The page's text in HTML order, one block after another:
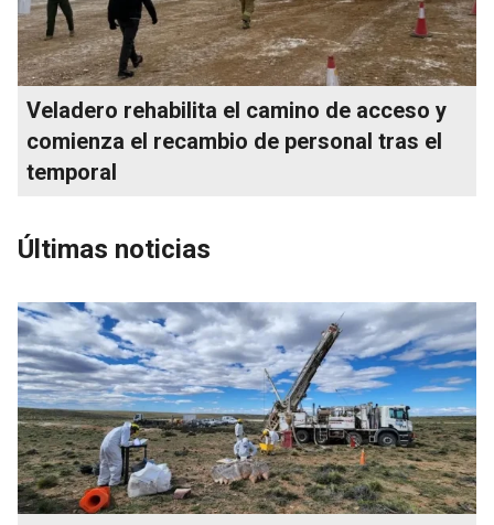
Veladero rehabilita el camino de acceso y
comienza el recambio de personal tras el
temporal
Últimas noticias